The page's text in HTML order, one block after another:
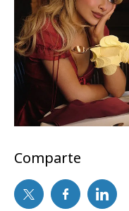
Comparte